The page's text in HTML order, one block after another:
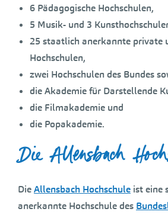
6 Pädagogische Hochschulen,
5 Musik- und 3
25 staatlich anerkannte private
Hochschulen,
zwei Hochschulen des Bundes
die Akademie für Darstellende
die Filmakademie und
die Popakademie.
Die Allensbach
DieAllensbach Hochschule ist eine
anerkannte Hochschule des